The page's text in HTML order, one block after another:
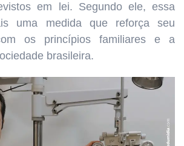
em lei. Segundo ele, essa
uma medida que reforça seu
os princípios familiares e a
brasileira.